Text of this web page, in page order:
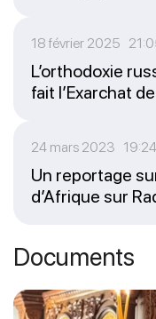
18 février 2025
L’orthodoxie
fait l’Exarchat
24 mars 2023 19:24
Un reportage
d’Afrique sur
Documents